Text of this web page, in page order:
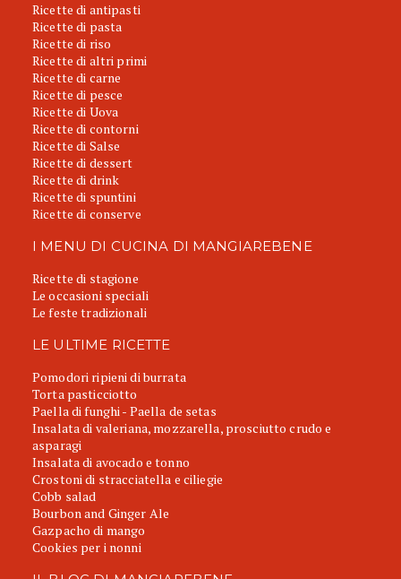
Ricette di antipasti
Ricette di pasta
Ricette di riso
Ricette di altri primi
Ricette di carne
Ricette di pesce
Ricette di Uova
Ricette di contorni
Ricette di Salse
Ricette di dessert
Ricette di drink
Ricette di spuntini
Ricette di conserve
I MENU DI CUCINA DI MANGIAREBENE
Ricette di stagione
Le occasioni speciali
Le feste tradizionali
LE ULTIME RICETTE
Pomodori ripieni di burrata
Torta pasticciotto
Paella di funghi - Paella de setas
Insalata di valeriana, mozzarella, prosciutto crudo e
asparagi
Insalata di avocado e tonno
Crostoni di stracciatella e ciliegie
Cobb salad
Bourbon and Ginger Ale
Gazpacho di mango
Cookies per i nonni